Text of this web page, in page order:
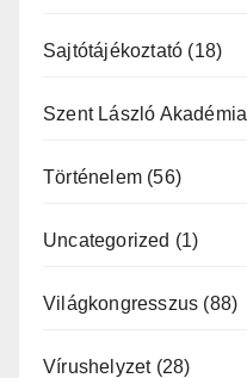
Sajtótájékoztató (18)
Szent László Akadémia
Történelem (56)
Uncategorized (1)
Világkongresszus (88)
Vírushelyzet(28)